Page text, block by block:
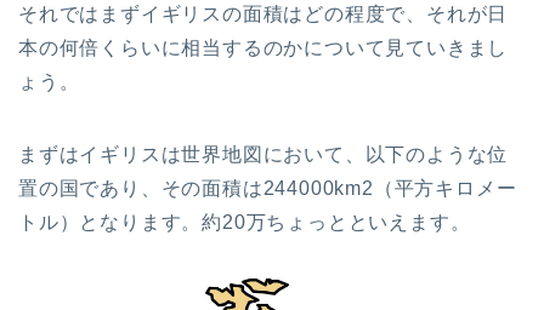
それではまずイギリスの面積はどの程度で、それが日
本の何倍くらいに相当するのかについて見ていきまし
ょう。
まずはイギリスは世界地図において、以下のような位
置の国であり、その面積は244000km2（平方キロメー
トル）となります。約20万ちょっとといえます。